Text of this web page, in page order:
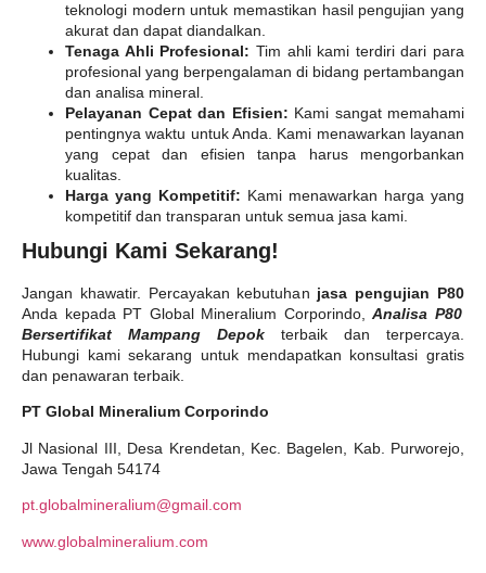
teknologi modern untuk memastikan hasil pengujian yang
akurat dan dapat diandalkan.
Tenaga Ahli Profesional: Tim ahli kami terdiri dari para
profesional yang berpengalaman di bidang pertambangan
dan analisa mineral.
Pelayanan Cepat dan Efisien: Kami sangat memahami
pentingnya waktu untuk Anda. Kami menawarkan layanan
yang cepat dan efisien tanpa harus mengorbankan
kualitas.
Harga yang Kompetitif: Kami menawarkan harga yang
kompetitif dan transparan untuk semua jasa kami.
Hubungi Kami Sekarang!
Jangan khawatir. Percayakan kebutuhan jasa pengujian P80
Anda kepada PT Global Mineralium Corporindo, Analisa P80
Bersertifikat Mampang Depok terbaik dan terpercaya.
Hubungi kami sekarang untuk mendapatkan konsultasi gratis
dan penawaran terbaik.
PT Global Mineralium Corporindo
Jl Nasional III, Desa Krendetan, Kec. Bagelen, Kab. Purworejo,
Jawa Tengah 54174
pt.globalmineralium@gmail.com
www.globalmineralium.com